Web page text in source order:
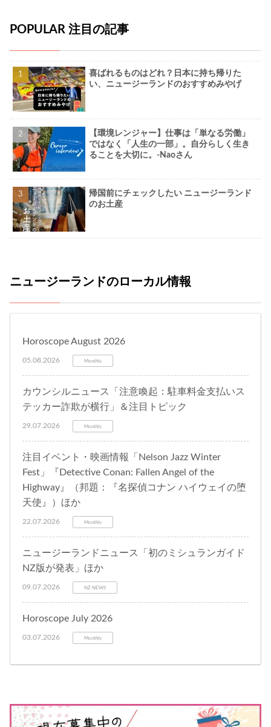
POPULAR 注目の記事
喜ばれるものはどれ？日本に持ち帰りた
い、ニュージーランドのおすすめみやげ
【環境レンジャー】仕事は「単なる労働」
ではなく「人生の一部」。自分らしく生き
ることを大切に。-Naoさん
帰国前にチェックしたい ニュージーランド
のお土産
ニュージーランドのローカル情報
Horoscope August 2026
05.08.2026 Monthly
カウンシルニュース「注意喚起：駐車料金支払いス
テッカー詐欺が横行」＆注目トピック
29.07.2026 Monthly
注目イベント・映画情報「Nelson Jazz Winter
Fest」『Detective Conan: Fallen Angel of the
Highway』（邦題：『名探偵コナン ハイウェイの堕
天使』）ほか
22.07.2026 Monthly
ニュージーランドニュース「初のミシュランガイド
NZ版が発表」ほか
09.07.2026 NZ NEWS
Horoscope July 2026
03.07.2026 Monthly